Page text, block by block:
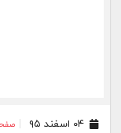
۰۴ اسفند ۹۵